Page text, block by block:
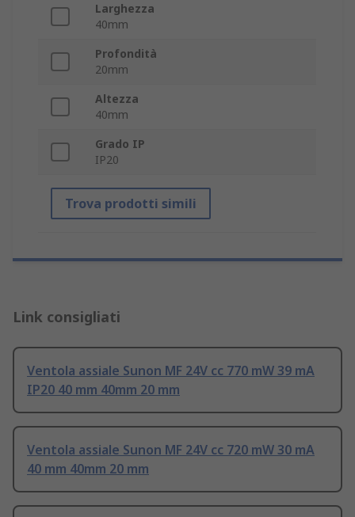
Larghezza
40mm
Profondità
20mm
Altezza
40mm
Grado IP
IP20
Trova prodotti simili
Link consigliati
Ventola assiale Sunon MF 24V cc 770 mW 39 mA
IP20 40 mm 40mm 20 mm
Ventola assiale Sunon MF 24V cc 720 mW 30 mA
40 mm 40mm 20 mm